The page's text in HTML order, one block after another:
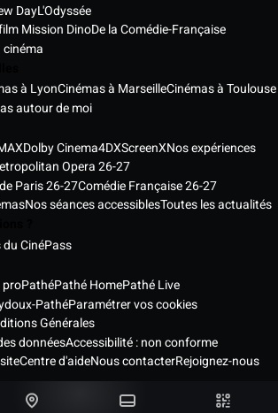
DayL'Odyssée
Mission DinoDe la Comédie-Française
à LyonCinémas à MarseilleCinémas à Toulouse
autour de moi
Dolby Cinema4DXScreenXNos expériences
Opera 26-27
Paris 26-27Comédie Française 26-27
Nos séances accessiblesToutes les actualités
CinéPass
proPathéPathé HomePathé Live
PathéParamétrer vos cookies
Générales
donnéesAccessibilité : non conforme
Centre d'aideNous contacterRejoignez-nous
© 2026